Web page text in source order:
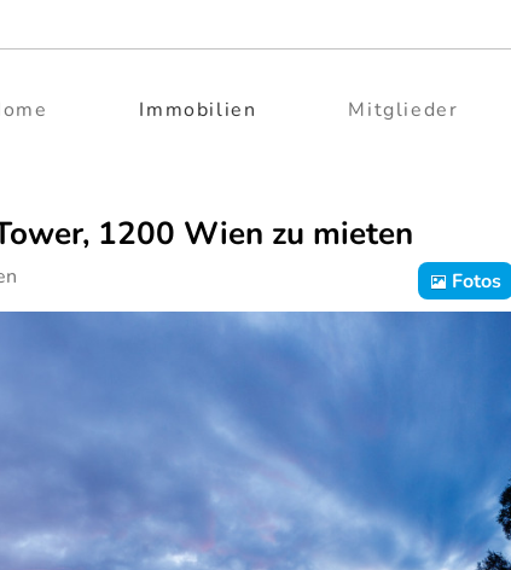
Immobilien Mitglieder
1200 Wien zu mieten
Fotos